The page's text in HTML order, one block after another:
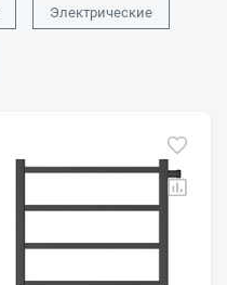
Электрические